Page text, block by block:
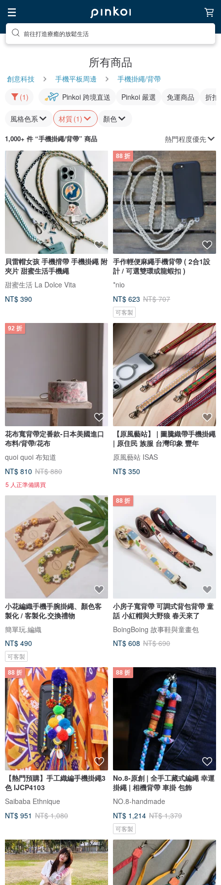
前往打造療癒的放鬆生活
所有商品
創意科技 手機平板周邊
手機掛繩/背帶
(1)
Pinkoi 跨境直送 Pinkoi 嚴選 免運商品 折扣
風格色系 材質(1) 顏色
1,000+ 件 “手機掛繩/背帶” 商品 熱門程度優先
貝雷帽女孩 手機揹帶 手機掛繩 附
夾片 甜蜜生活手機繩
甜蜜生活 La Dolce Vita
NT$ 390
88 折
手作輕便麻繩手機背帶 ( 2合1設
計 / 可選雙環或龍蝦扣 )
*nio
NT$ 623 NT$ 707
可客製
92 折
花布寬背帶定番款-日本美國進口
布料/背帶/花布
quoi quoi 布知道
NT$ 810 NT$ 880
5 人正準備購買
【原風藝站】 | 圖騰織帶手機掛繩
| 原住民 族服 台灣印象 豐年
原風藝站 ISAS
NT$ 350
小花編織手機手腕掛繩、顏色客
製化 / 客製化.交換禮物
簡單玩.編織
NT$ 490
可客製
88 折
小房子寬背帶 可調式背包背帶 童
話 小紅帽與大野狼 春天來了
BoingBoing 故事鞋與童畫包
NT$ 608 NT$ 690
88 折
【熱門預購】手工織編手機掛繩3
色 IJCP4103
Saibaba Ethnique
NT$ 951 NT$ 1,080
88 折
No.8-原創 | 全手工藏式編繩 幸運
掛繩 | 相機背帶 車掛 包飾
NO.8-handmade
NT$ 1,214 NT$ 1,379
可客製